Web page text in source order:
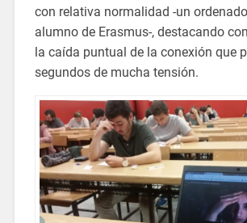
con relativa normalidad -un
alumno de Erasmus-, destacando
la caída puntual de la conexión que
segundos de mucha tensión.